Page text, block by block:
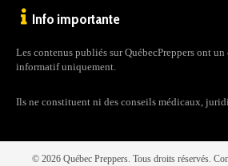
Info importante
Les contenus publiés sur QuébecPreppers ont
informatif uniquement.
Ils ne constituent ni des conseils médicaux,
© 2026 Québec Preppers. Tous droits réservés.